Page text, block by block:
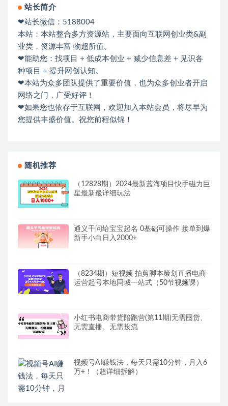
站长简介
❤站长微信：5188004
本站：本站整合多方资源站，主要面向互联网创业类&副
业类，资源丰富 物超所值。
❤能助您：找项目 + 低成本创业 + 减少信息差 + 见识各
种项目 + 提升网创认知。
❤本站为众多团队提供了重要价值，也为众多创业者开启
网络之门，广受好评！
❤如果您也依存于互联网，欢迎加入本站会员，将尽早为
您提供丰盛价值。祝您前程似锦！
随机推荐
（12828期）2024最新蓝海项目快手磁力巨
星最新最详细玩法
通义千问给宝宝起名 0基础可操作 接单到爆
新手小白日入2000+
（8234期）短视频 拍剪脚本策划直播电商
运营起号本地同城一站式（50节视频课）
小红书电商带货陪跑营(第11期)无需囤货、
无需直播、无需投流
视频号AI赚钱法，每天只需10分钟，月入6
万+！（超详细拆解）